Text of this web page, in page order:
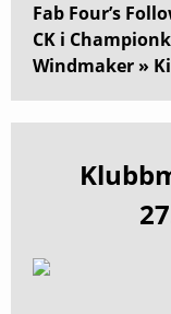
Fab Four’s
CK i
Windmaker »